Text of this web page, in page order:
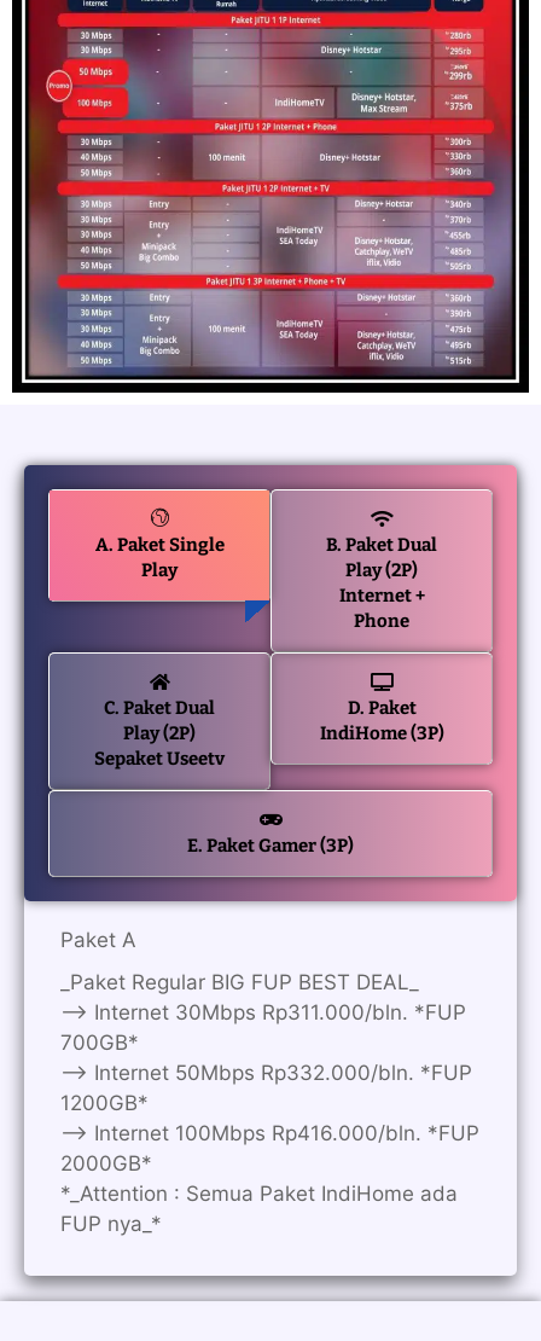
A. Paket Single
Play
B. Paket Dual
Play (2P)
Internet +
Phone
C. Paket Dual
Play (2P)
Sepaket Useetv
D. Paket
IndiHome (3P)
E. Paket Gamer (3P)
Paket A
_Paket Regular BIG FUP BEST DEAL_
—> Internet 30Mbps Rp311.000/bln. *FUP
700GB*
—> Internet 50Mbps Rp332.000/bln. *FUP
1200GB*
—> Internet 100Mbps Rp416.000/bln. *FUP
2000GB*
*_Attention : Semua Paket IndiHome ada
FUP nya_*